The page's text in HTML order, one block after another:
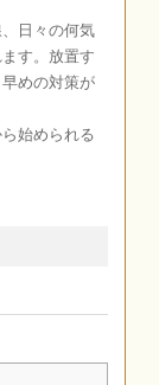
日々の何気
す。放置す
めの対策が
始められる